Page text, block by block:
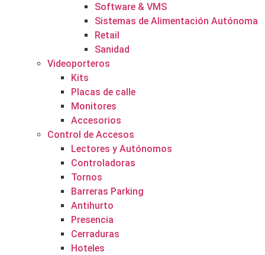
Software & VMS
Sistemas de Alimentación Autónoma
Retail
Sanidad
Videoporteros
Kits
Placas de calle
Monitores
Accesorios
Control de Accesos
Lectores y Autónomos
Controladoras
Tornos
Barreras Parking
Antihurto
Presencia
Cerraduras
Hoteles